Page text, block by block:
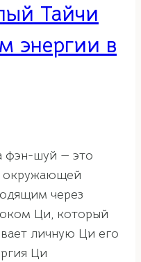
Тайчи
энергии в
фэн-шуй — это
окружающей
через
Ци, который
личную Ци его
Ци